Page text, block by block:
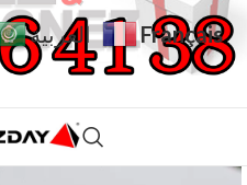
العربية Français